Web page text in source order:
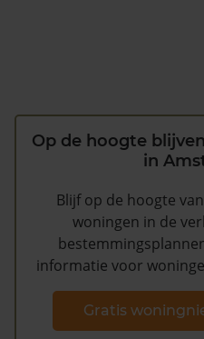
Op de hoogte
in
Blijf op de hoogte
woningen in de
informatie voor
Gratis